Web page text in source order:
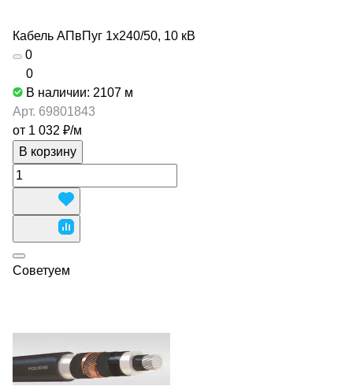
Кабель АПвПуг 1х240/50, 10 кВ
0
0
В наличии: 2107 м
Арт. 69801843
от 1 032 ₽/м
В корзину
Советуем